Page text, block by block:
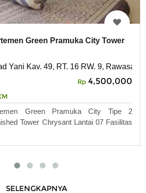
Green Pramuka City Tower
Yani Kav. 49, RT. 16 RW. 9,
Rp 4,500,000
Green Pramuka City Tipe 2
Tower Chrysant Lantai 07 Fasilitas
SELENGKAPNYA